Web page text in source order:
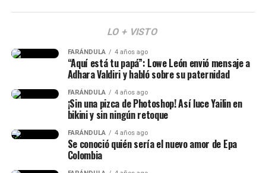
reacciones y se avivaron luego de que Calderón contara,
en una dinámica de preguntas y respuestas en sus
historias de Instagram, q
desde hace siete años.
“Lo conocí hace siete años, ha
sido la historia de amor más
LO + VISTO
FARÁNDULA 4 años ago
“Aquí está tu papá”: Lowe León envió mensaje a
Adhara Valdiri y habló sobre su paternidad
FARÁNDULA 4 años ago
¡Sin una pizca de Photoshop! Así luce Yailin en
bikini y sin ningún retoque
FARÁNDULA 4 años ago
Se conoció quién sería el nuevo amor de Epa
Colombia